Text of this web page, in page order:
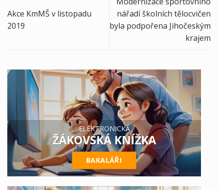
Akce KmMŠ v listopadu
2019
nářadí školních tělocvičen
byla podpořena Jihočeským
krajem
ELEKTRONICKÁ
ŽÁKOVSKÁ KNÍŽKA
BAKALÁŘI